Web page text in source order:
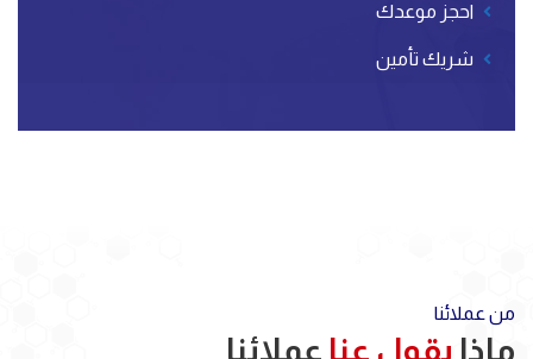
احجز موعدك
شريك تأمين
من عملائنا
ماذا يقول عنا عملائنا